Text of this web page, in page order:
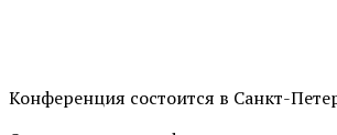
Конференция состоится в Санкт-